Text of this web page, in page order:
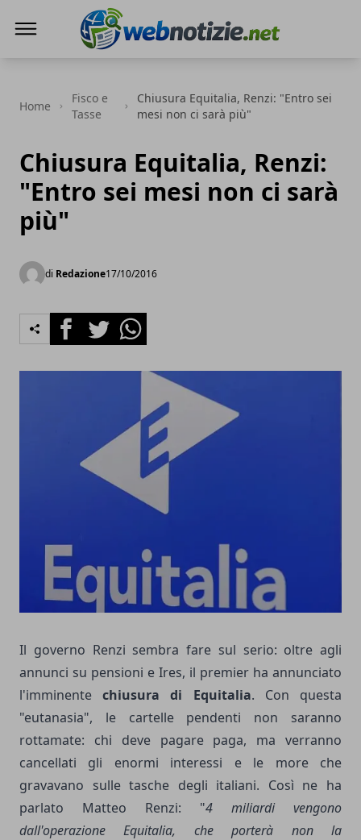
Home
Fisco e
Tasse
Chiusura Equitalia, Renzi: "Entro sei
mesi non ci sarà più"
Chiusura Equitalia, Renzi:
"Entro sei mesi non ci sarà
più"
di Redazione17/10/2016
FacebookTwitterWhatsapp
Il governo Renzi sembra fare sul serio: oltre agli
annunci su pensioni e Ires, il premier ha annunciato
l'imminentechiusura di Equitalia. Con questa
"eutanasia", le cartelle pendenti non saranno
rottamate: chi deve pagare paga, ma verranno
cancellati gli enormi interessi e le more che
gravavano sulle tasche degli italiani. Così ne ha
parlato Matteo Renzi: "4 miliardi vengono
dall'operazione Equitalia, che porterà non la